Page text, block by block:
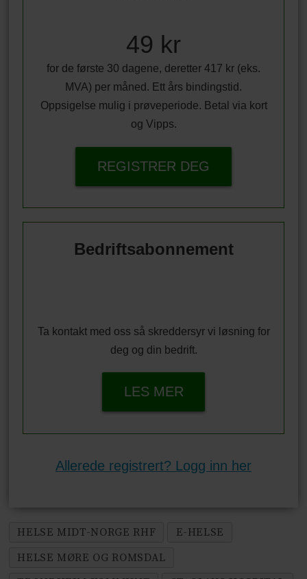
49 kr
for de første 30 dagene, deretter 417 kr (eks.
MVA) per måned. Ett års bindingstid.
Oppsigelse mulig i prøveperiode. Betal via kort
og Vipps.
REGISTRER DEG
Bedriftsabonnement
Ta kontakt med oss så skreddersyr vi løsning for
deg og din bedrift.
LES MER
Allerede registrert? Logg inn her
HELSE MIDT-NORGE RHF
E-HELSE
HELSE MØRE OG ROMSDAL